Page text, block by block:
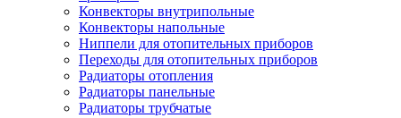
Конвекторы внутрипольные
Конвекторы напольные
Ниппели для отопительных приборов
Переходы для отопительных приборов
Радиаторы отопления
Радиаторы панельные
Радиаторы трубчатые